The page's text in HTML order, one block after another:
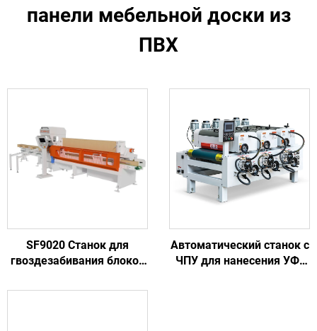
панели мебельной доски из
ПВХ
SF9020 Станок для
гвоздезабивания блоков
изготовления твердых
Автоматический станок с
ЧПУ для нанесения УФ-